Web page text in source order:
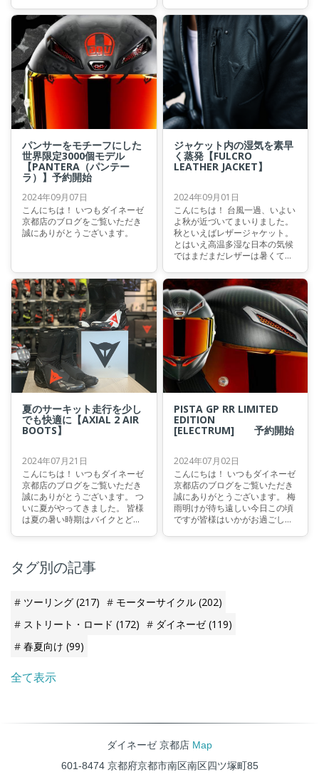
パンサーをモチーフにした
世界限定3000個モデル
【PANTERA（パンテー
ラ）】予約開始
2024年09月07日
こんにちは！ いつもダイネーゼ
京都店のブログをご覧いただき
誠にありがとうございます。
ジャケット内の湿気を素早
く蒸発【FULCRO
LEATHER JACKET】
2024年09月01日
こんにちは！ 台風一過、いよい
よ秋が近づいてまいりました。
秋といえばレザージャケット。
とはいえ高温多湿な日本の気候
ではまだまだレザーは暑くて着
ません！
夏のサーキット走行を少し
でも快適に【AXIAL 2 AIR
BOOTS】
2024年07月21日
こんにちは！ いつもダイネーゼ
京都店のブログをご覧いただき
誠にありがとうございます。 つ
いに夏がやってきました。 皆様
は夏の暑い時期はバイクとどの
PISTA GP RR LIMITED
EDITION
[ELECTRUM] 予約開始
2024年07月02日
こんにちは！ いつもダイネーゼ
京都店のブログをご覧いただき
誠にありがとうございます。 梅
雨明けが待ち遠しい今日この頃
ですが皆様はいかがお過ごしで
タグ別の記事
ツーリング (217) モーターサイクル (202)
ストリート・ロード (172) ダイネーゼ(119)
春夏向け (99)
全て表示
ダイネーゼ 京都店 Map
601-8474 京都府京都市南区南区四ツ塚町85